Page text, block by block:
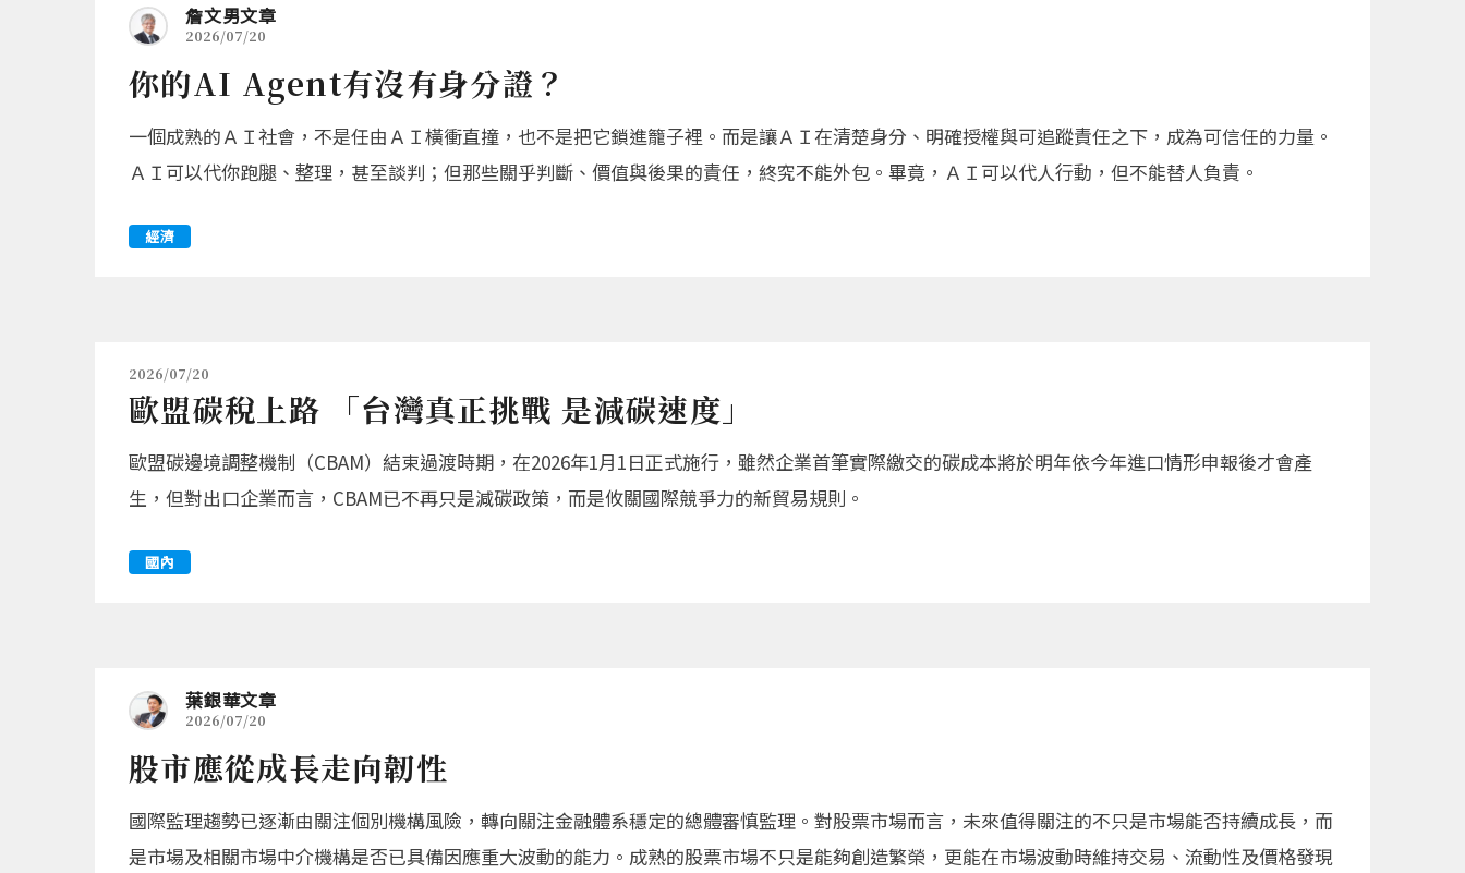
詹文男文章
2026/07/20
你的AI Agent有沒有身分證？
一個成熟的ＡＩ社會，不是任由ＡＩ橫衝直撞，也不是把它鎖進籠子裡。而是讓ＡＩ在清楚身分、明確授權與可追蹤責任之下，成為可信任的力量。
ＡＩ可以代你跑腿、整理，甚至談判；但那些關乎判斷、價值與後果的責任，終究不能外包。畢竟，ＡＩ可以代人行動，但不能替人負責。
經濟
2026/07/20
歐盟碳稅上路 「台灣真正挑戰 是減碳速度」
歐盟碳邊境調整機制（CBAM）結束過渡時期，在2026年1月1日正式施行，雖然企業首筆實際繳交的碳成本將於明年依今年進口情形申報後才會產
生，但對出口企業而言，CBAM已不再只是減碳政策，而是攸關國際競爭力的新貿易規則。
國內
葉銀華文章
2026/07/20
股市應從成長走向韌性
國際監理趨勢已逐漸由關注個別機構風險，轉向關注金融體系穩定的總體審慎監理。對股票市場而言，未來值得關注的不只是市場能否持續成長，而
是市場及相關市場中介機構是否已具備因應重大波動的能力。成熟的股票市場不只是能夠創造繁榮，更能在市場波動時維持交易、流動性及價格發現